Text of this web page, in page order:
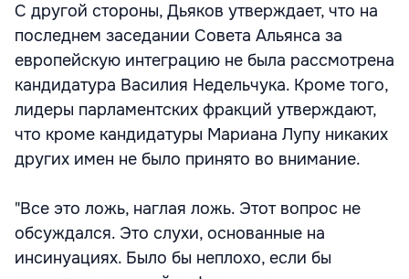
С другой стороны, Дьяков утверждает, что на
последнем заседании Совета Альянса за
европейскую интеграцию не была рассмотрена
кандидатура Василия Недельчука. Кроме того,
лидеры парламентских фракций утверждают,
что кроме кандидатуры Мариана Лупу никаких
других имен не было принято во внимание.
"Все это ложь, наглая ложь. Этот вопрос не
обсуждался. Это слухи, основанные на
инсинуациях. Было бы неплохо, если бы